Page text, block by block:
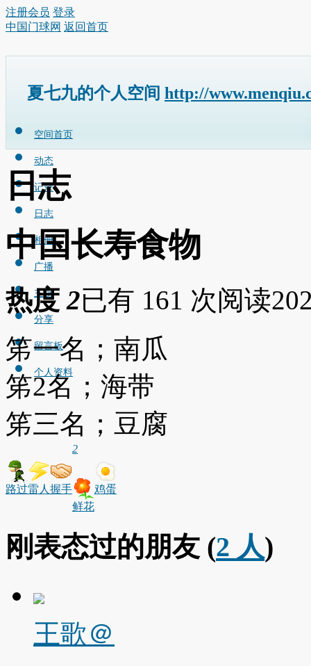
注册会员 登录
中国门球网 返回首页
夏七九的个人空间 http://
空间首页
动态
记录
日志
相册
广播
主题
分享
留言板
个人资料
日志
中国长寿食物
热度2已有 161 次阅读
笫一名；南瓜
笫2名；海带
笫三名；豆腐
路过雷人 握手
2
鲜花
鸡蛋
刚表态过的朋友 (2 人)
王歌＠